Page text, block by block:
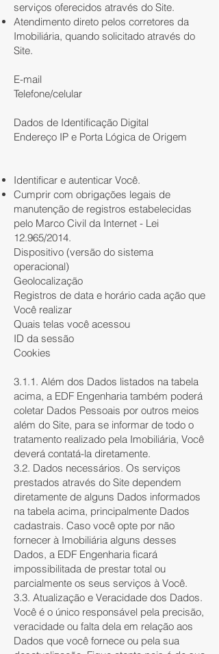
serviços oferecidos através do Site.
Atendimento direto pelos corretores da
Imobiliária, quando solicitado através do
Site.
E-mail
Telefone/celular
Dados de Identificação Digital
Endereço IP e Porta Lógica de Origem
Identificar e autenticar Você.
Cumprir com obrigações legais de
manutenção de registros estabelecidas
pelo Marco Civil da Internet - Lei
12.965/2014.
Dispositivo (versão do sistema
operacional)
Geolocalização
Registros de data e horário cada ação que
Você realizar
Quais telas você acessou
ID da sessão
Cookies
3.1.1. Além dos Dados listados na tabela
acima, a EDF Engenharia também poderá
coletar Dados Pessoais por outros meios
além do Site, para se informar de todo o
tratamento realizado pela Imobiliária, Você
deverá contatá-la diretamente.
3.2. Dados necessários. Os serviços
prestados através do Site dependem
diretamente de alguns Dados informados
na tabela acima, principalmente Dados
cadastrais. Caso você opte por não
fornecer à Imobiliária alguns desses
Dados, a EDF Engenharia ficará
impossibilitada de prestar total ou
parcialmente os seus serviços à Você.
3.3. Atualização e Veracidade dos Dados.
Você é o único responsável pela precisão,
veracidade ou falta dela em relação aos
Dados que você fornece ou pela sua